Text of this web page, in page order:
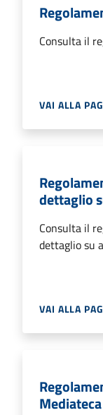
Consulta il
VAI ALLA
dettaglio
Consulta il
dettaglio su
VAI ALLA